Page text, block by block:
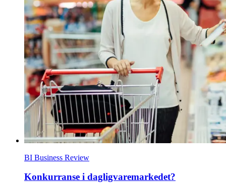
BI Business Review
Konkurranse i dagligvaremarkedet?